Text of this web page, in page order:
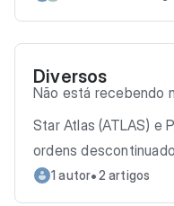
Diversos
Não está recebendo
Star Atlas (ATLAS) e
ordens descontinuado
1 autor•2 artigos